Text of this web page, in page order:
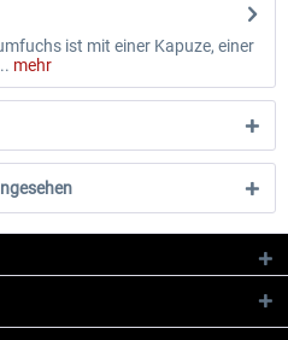
ist mit einer Kapuze, einer
mehr